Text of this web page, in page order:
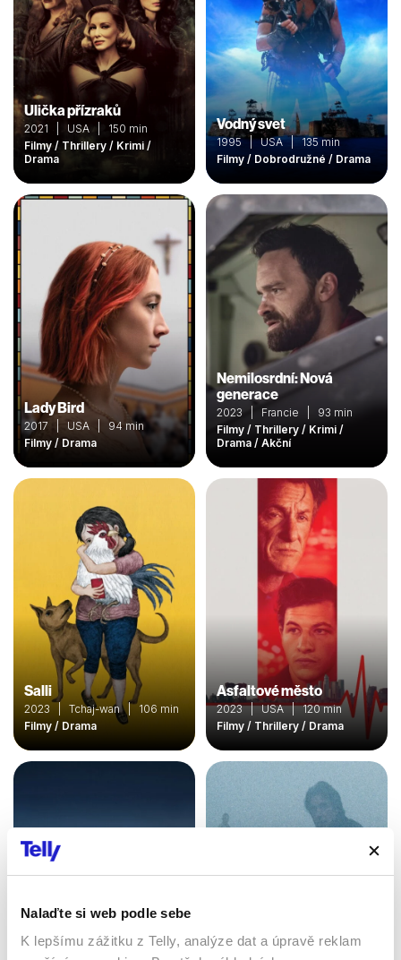
Nalaďte si web podle sebe
K lepšímu zážitku z Telly, analýze dat a úpravě reklam
Ulička přízraků
2021 | USA | 150 min
Filmy / Thrillery / Krimi /
Drama
Vodný svet
1995 | USA | 135 min
Filmy / Dobrodružné / Drama
Lady Bird
2017 | USA | 94 min
Filmy / Drama
Nemilosrdní: Nová
generace
2023 | Francie | 93 min
Filmy / Thrillery / Krimi /
Drama / Akční
Salli
2023 | Tchaj-wan | 106 min
Filmy / Drama
Asfaltové město
2023 | USA | 120 min
Filmy / Thrillery / Drama
Automata